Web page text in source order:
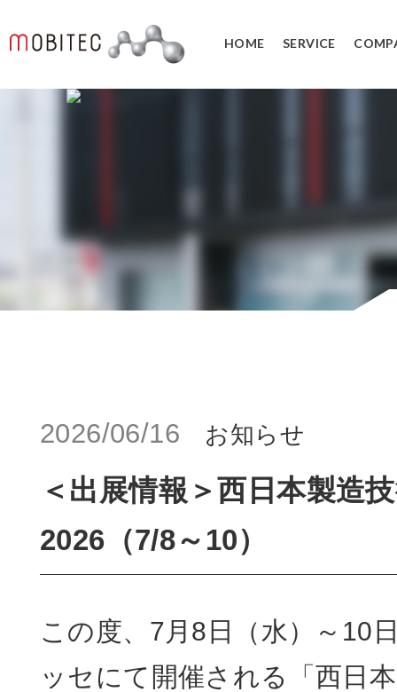
HOME SERVICE
データ管理
2026/06/16 お知らせ
＜出展情報＞西日本製造
2026（7/8～10）
この度、7月8日（水）～10
ッセにて開催される「西日